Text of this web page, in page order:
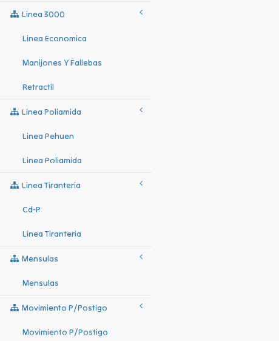
Linea 3000
Linea Economica
Manijones Y Fallebas
Retractil
Linea Poliamida
Linea Pehuen
Linea Poliamida
Linea Tiranteria
Cd-P
Linea Tiranteria
Mensulas
Mensulas
Movimiento P/postigo
Movimiento P/postigo